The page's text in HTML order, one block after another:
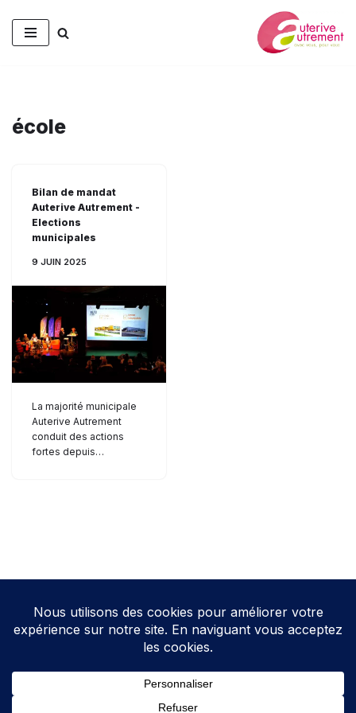
Aller
école
Bilan de mandat
Auterive Autrement -
Elections
municipales
9 JUIN 2025
La majorité municipale
Auterive Autrement
conduit des actions
fortes depuis…
Neve| Propulsé parWordPress
Direction de la publication: Cathy HOAREAU
Le programme d’Auterive Autrement 2026-2032